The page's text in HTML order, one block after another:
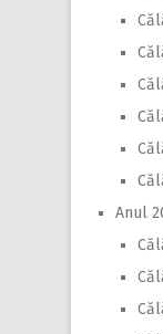
Anul